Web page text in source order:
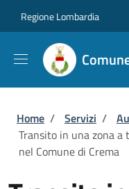
Regione Lombardia
Briciole di
Home / Servizi /
Transito in una zona
nel Comune di Crema